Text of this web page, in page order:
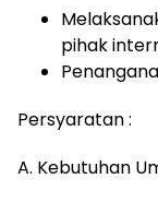
pihak
Persyaratan :
A. Kebutuhan